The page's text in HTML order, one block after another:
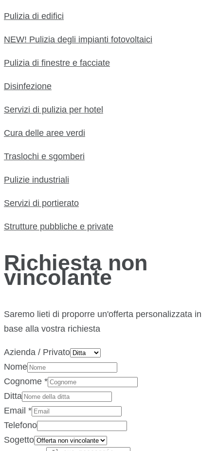
Pulizia di edifici
NEW! Pulizia degli impianti fotovoltaici
Pulizia di finestre e facciate
Disinfezione
Servizi di pulizia per hotel
Cura delle aree verdi
Traslochi e sgomberi
Pulizie industriali
Servizi di portierato
Strutture pubbliche e private
Richiesta non
vincolante
Saremo lieti di proporre un'offerta personalizzata in
base alla vostra richiesta
Azienda / Privato
Nome
Cognome *
Ditta
Email *
Telefono
Sogetto